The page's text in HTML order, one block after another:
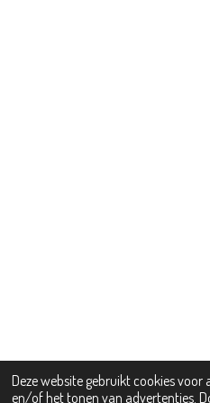
Deze website gebruikt cookies voor
en/of het tonen van advertenties.